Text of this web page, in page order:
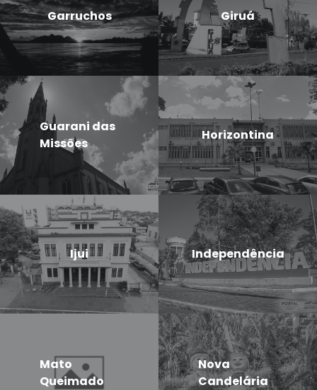
Garruchos Giruá
Guarani das
Missões
Horizontina
Ijui Independência
Mato
Queimado
Nova
Candelária